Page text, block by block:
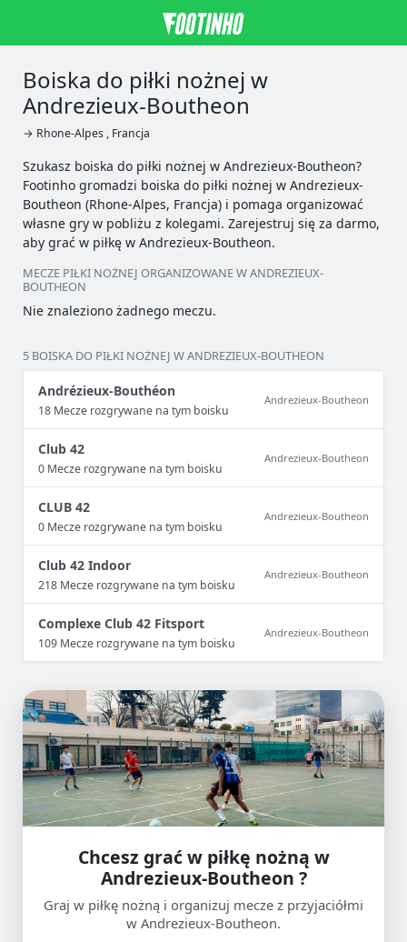
Boiska do piłki nożnej w
Andrezieux-Boutheon
→ Rhone-Alpes , Francja
Szukasz boiska do piłki nożnej w Andrezieux-Boutheon?
Footinho gromadzi boiska do piłki nożnej w Andrezieux-
Boutheon (Rhone-Alpes, Francja) i pomaga organizować
własne gry w pobliżu z kolegami. Zarejestruj się za darmo,
aby grać w piłkę w Andrezieux-Boutheon.
MECZE PIŁKI NOŻNEJ ORGANIZOWANE W ANDREZIEUX-
BOUTHEON
Nie znaleziono żadnego meczu.
5 BOISKA DO PIŁKI NOŻNEJ W ANDREZIEUX-BOUTHEON
Andrézieux-Bouthéon
18 Mecze rozgrywane na tym boisku
Andrezieux-Boutheon
Club 42
0 Mecze rozgrywane na tym boisku
Andrezieux-Boutheon
CLUB 42
0 Mecze rozgrywane na tym boisku
Andrezieux-Boutheon
Club 42 Indoor
218 Mecze rozgrywane na tym boisku
Andrezieux-Boutheon
Complexe Club 42 Fitsport
109 Mecze rozgrywane na tym boisku
Andrezieux-Boutheon
Chcesz grać w piłkę nożną w
Andrezieux-Boutheon ?
Graj w piłkę nożną i organizuj mecze z przyjaciółmi
w Andrezieux-Boutheon.